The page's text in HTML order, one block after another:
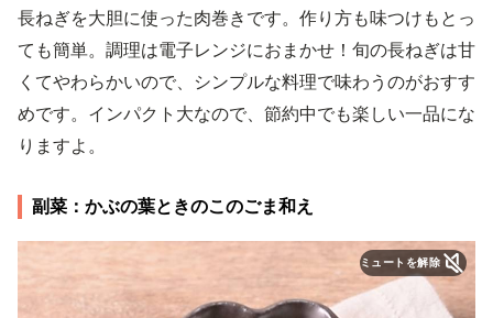
長ねぎを大胆に使った肉巻きです。作り方も味つけもとっ
ても簡単。調理は電子レンジにおまかせ！旬の長ねぎは甘
くてやわらかいので、シンプルな料理で味わうのがおすす
めです。インパクト大なので、節約中でも楽しい一品にな
りますよ。
副菜：かぶの葉ときのこのごま和え
ミュートを解除